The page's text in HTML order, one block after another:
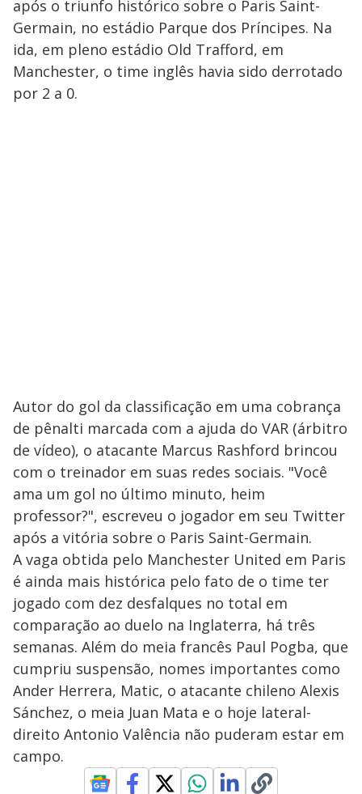
após o triunfo histórico sobre o Paris Saint-
Germain, no estádio Parque dos Príncipes. Na
ida, em pleno estádio Old Trafford, em
Manchester, o time inglês havia sido derrotado
por 2 a 0.
Autor do gol da classificação em uma cobrança
de pênalti marcada com a ajuda do VAR (árbitro
de vídeo), o atacante Marcus Rashford brincou
com o treinador em suas redes sociais. "Você
ama um gol no último minuto, heim
professor?", escreveu o jogador em seu Twitter
após a vitória sobre o Paris Saint-Germain.
A vaga obtida pelo Manchester United em Paris
é ainda mais histórica pelo fato de o time ter
jogado com dez desfalques no total em
comparação ao duelo na Inglaterra, há três
semanas. Além do meia francês Paul Pogba, que
cumpriu suspensão, nomes importantes como
Ander Herrera, Matic, o atacante chileno Alexis
Sánchez, o meia Juan Mata e o hoje lateral-
direito Antonio Valência não puderam estar em
campo.